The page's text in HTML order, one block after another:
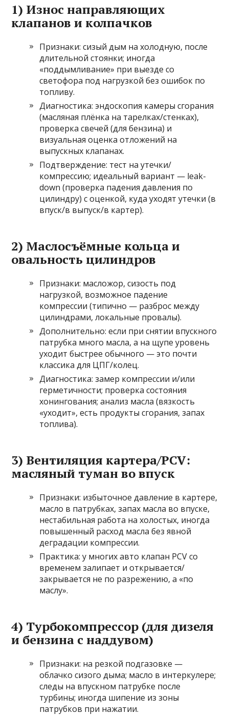
1) Износ направляющих
клапанов и колпачков
Признаки: сизый дым на холодную, после
длительной стоянки; иногда
«поддымливание» при выезде со
светофора под нагрузкой без ошибок по
топливу.
Диагностика: эндоскопия камеры сгорания
(масляная плёнка на тарелках/стенках),
проверка свечей (для бензина) и
визуальная оценка отложений на
выпускных клапанах.
Подтверждение: тест на утечки/
компрессию; идеальный вариант — leak-
down (проверка падения давления по
цилиндру) с оценкой, куда уходят утечки (в
впуск/в выпуск/в картер).
2) Маслосъёмные кольца и
овальность цилиндров
Признаки: масложор, сизость под
нагрузкой, возможное падение
компрессии (типично — разброс между
цилиндрами, локальные провалы).
Дополнительно: если при снятии впускного
патрубка много масла, а на щупе уровень
уходит быстрее обычного — это почти
классика для ЦПГ/колец.
Диагностика: замер компрессии и/или
герметичности; проверка состояния
хонингования; анализ масла (вязкость
«уходит», есть продукты сгорания, запах
топлива).
3) Вентиляция картера/PCV:
масляный туман во впуск
Признаки: избыточное давление в картере,
масло в патрубках, запах масла во впуске,
нестабильная работа на холостых, иногда
повышенный расход масла без явной
деградации компрессии.
Практика: у многих авто клапан PCV со
временем залипает и открывается/
закрывается не по разрежению, а «по
маслу».
4) Турбокомпрессор (для дизеля
и бензина с наддувом)
Признаки: на резкой подгазовке —
облачко сизого дыма; масло в интеркулере;
следы на впускном патрубке после
турбины; иногда шипение из зоны
патрубков при нажатии.